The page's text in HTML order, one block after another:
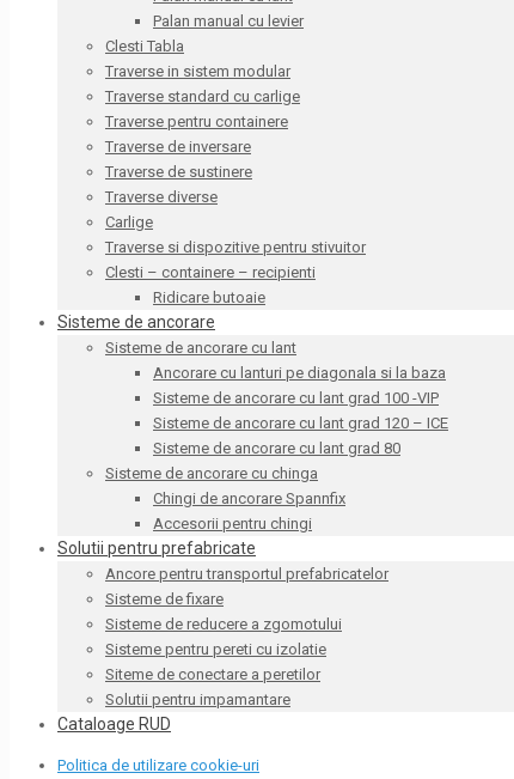
Palan manual cu levier
Clesti Tabla
Traverse in sistem modular
Traverse standard cu carlige
Traverse pentru containere
Traverse de inversare
Traverse de sustinere
Traverse diverse
Carlige
Traverse si dispozitive pentru stivuitor
Clesti – containere – recipienti
Ridicare butoaie
Sisteme de ancorare
Sisteme de ancorare cu lant
Ancorare cu lanturi pe diagonala si la baza
Sisteme de ancorare cu lant grad 100 -VIP
Sisteme de ancorare cu lant grad 120 – ICE
Sisteme de ancorare cu lant grad 80
Sisteme de ancorare cu chinga
Chingi de ancorare Spannfix
Accesorii pentru chingi
Solutii pentru prefabricate
Ancore pentru transportul prefabricatelor
Sisteme de fixare
Sisteme de reducere a zgomotului
Sisteme pentru pereti cu izolatie
Siteme de conectare a peretilor
Solutii pentru impamantare
Cataloage RUD
Politica de utilizare cookie-uri